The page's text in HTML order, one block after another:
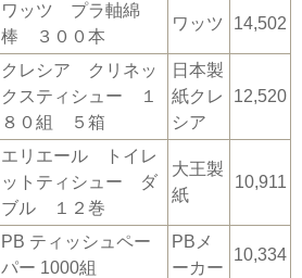
ワッツ プラ軸綿
棒 ３００本
ワッツ 14,502
クレシア クリネッ
クスティシュー １
８０組 ５箱
日本製
紙クレ
シア
12,520
エリエール トイレ
ットティシュー ダ
ブル １２巻
大王製
紙
10,911
PB ティッシュペー
パー 1000組
PBメ
ーカー
10,334